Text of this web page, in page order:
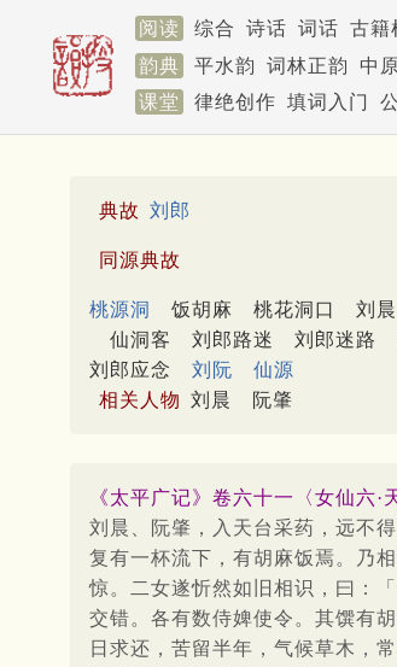
阅读 综合 诗话 词话 古籍
韵典
平水韵 词林正韵 中
课堂
律绝创作 填词入门
典故 刘郎
同源典故
桃源洞 饭胡麻 桃花洞口 刘晨
仙洞客
刘郎路迷 刘郎迷路
刘郎应念
刘阮
仙源
相关人物 刘晨 阮肇
《太平广记》卷六十一〈女仙六·
刘晨、阮肇，入天台采药，远不
复有一杯流下，有胡麻饭焉。乃
惊。二女遂忻然如旧相识，曰：
交错。各有数侍婢使令。其馔有
日求还，苦留半年，气候草木，